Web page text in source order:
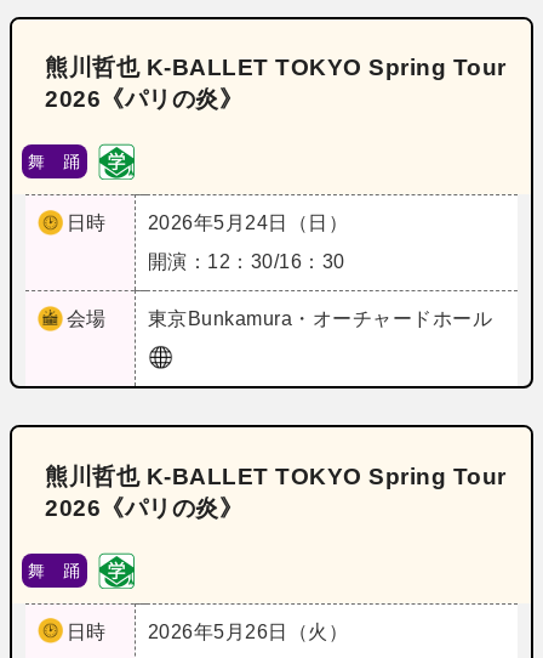
熊川哲也 K-BALLET TOKYO Spring Tour
2026《パリの炎》
舞 踊
日時
2026年5月24日（日）
開演：12：30/16：30
会場 東京Bunkamura・オーチャードホール
熊川哲也 K-BALLET TOKYO Spring Tour
2026《パリの炎》
舞 踊
日時
2026年5月26日（火）